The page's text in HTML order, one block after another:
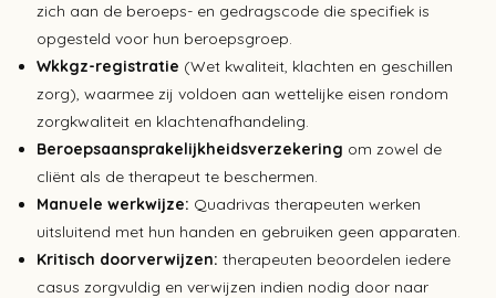
zich aan de beroeps- en gedragscode die specifiek is
opgesteld voor hun beroepsgroep.
Wkkgz-registratie (Wet kwaliteit, klachten en geschillen
zorg), waarmee zij voldoen aan wettelijke eisen rondom
zorgkwaliteit en klachtenafhandeling.
Beroepsaansprakelijkheidsverzekering om zowel de
cliënt als de therapeut te beschermen.
Manuele werkwijze: Quadrivas therapeuten werken
uitsluitend met hun handen en gebruiken geen apparaten.
Kritisch doorverwijzen: therapeuten beoordelen iedere
casus zorgvuldig en verwijzen indien nodig door naar